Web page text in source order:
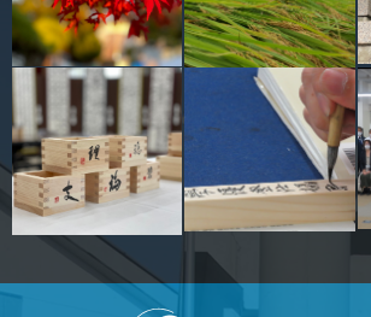
キャンパスマップ
サイトポリシー
サイトマップ
交通アクセス
後援会